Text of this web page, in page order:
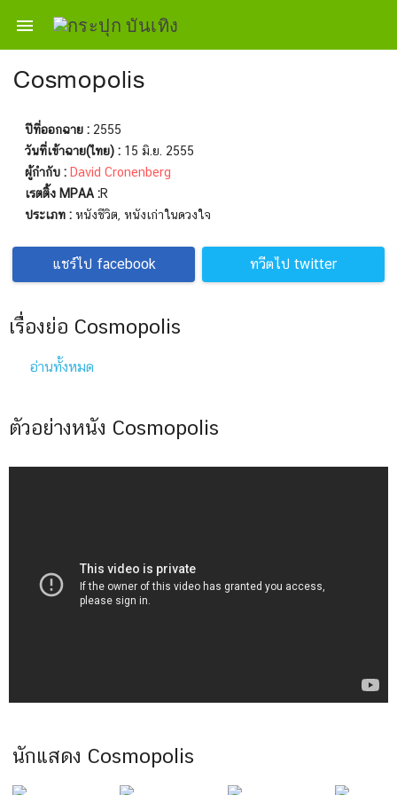

Cosmopolis
ปีที่ออกฉาย : 2555
วันที่เข้าฉาย(ไทย) : 15 มิ.ย. 2555
ผู้กำกับ : David Cronenberg
เรตติ้ง MPAA :R
ประเภท : หนังชีวิต, หนังเก่าในดวงใจ
แชร์ไป facebook ทวีตไป twitter
เรื่องย่อ Cosmopolis
อ่านทั้งหมด
ตัวอย่างหนัง Cosmopolis
นักแสดง Cosmopolis